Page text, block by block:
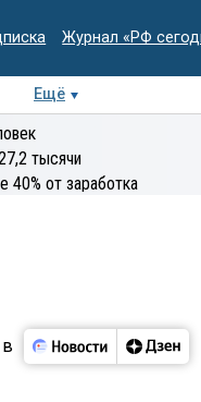
Журнал «РФ
Ещё
тысячи
40% от заработка